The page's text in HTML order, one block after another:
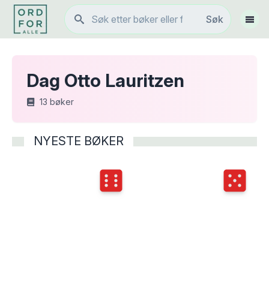
Søk
Søk
Vis
Dag Otto Lauritzen
13 bøker
NYESTE BØKER
Terningkast